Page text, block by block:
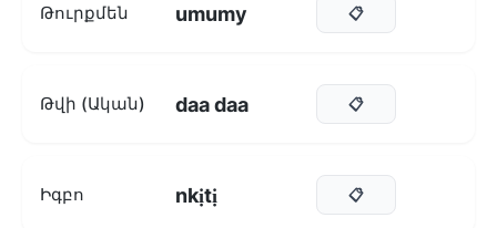
Թուրքմեն umumy 📋
Թվի (Ական) daa daa 📋
Իգբո nkịtị 📋